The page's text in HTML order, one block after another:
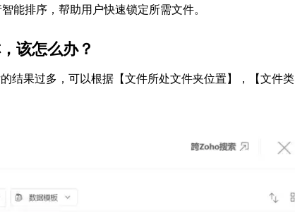
能排序，帮助用户快速锁定所需文件。
该怎么办？
结果过多，可以根据【文件所处文件夹位置】，【文件类